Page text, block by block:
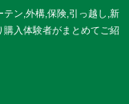
ン,外構,保険,引っ越し,新
入体験者がまとめてご紹